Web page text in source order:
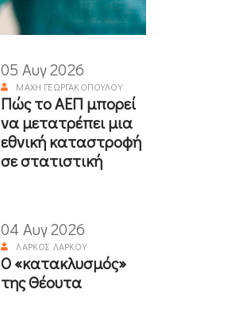
05 Αυγ 2026
ΜΆΧΗ ΓΕΩΡΓΑΚΟΠΟΎΛΟΥ
Πώς το ΑΕΠ μπορεί
να μετατρέπει μια
εθνική καταστροφή
σε στατιστική
04 Αυγ 2026
ΛΆΡΚΟΣ ΛΆΡΚΟΥ
Ο «κατακλυσμός»
της Θέουτα